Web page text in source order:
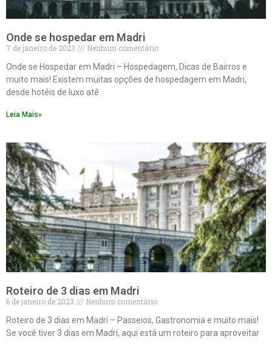
Onde se hospedar em Madri
7 de janeiro de 2023
Nenhum comentário
Onde se Hospedar em Madri – Hospedagem, Dicas de Bairros e
muito mais! Existem muitas opções de hospedagem em Madri,
desde hotéis de luxo até
Leia Mais»
Roteiro de 3 dias em Madri
6 de janeiro de 2023
Nenhum comentário
Roteiro de 3 dias em Madri – Passeios, Gastronomia e muito mais!
Se você tiver 3 dias em Madri, aqui está um roteiro para aproveitar